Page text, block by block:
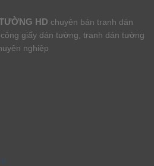
HD chuyên bán tranh dán
giấy dán tường, tranh dán tường
nghiệp